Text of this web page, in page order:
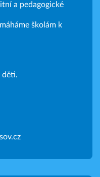
a pedagogické
školám k
děti.